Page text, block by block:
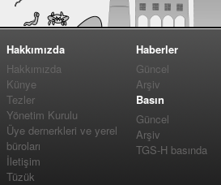
Hakkımızda
Hakkımızda
Künye
Tezler
Yönetim Kurulu
Üye dernerkleri ve yerel
büroları
İletişim
Tüzük
Haberler
Güncel
Arşiv
Basın
Güncel
Arşiv
TGS-H basında